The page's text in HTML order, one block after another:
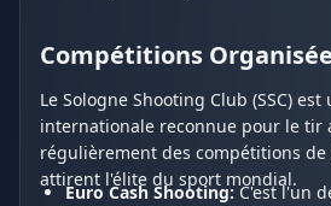
Compétitions
Le Sologne Shooting Club (SSC)
internationale reconnue pour le tir
régulièrement des compétitions
attirent l'élite du sport mondial.
Euro Cash Shooting:C'est l'un